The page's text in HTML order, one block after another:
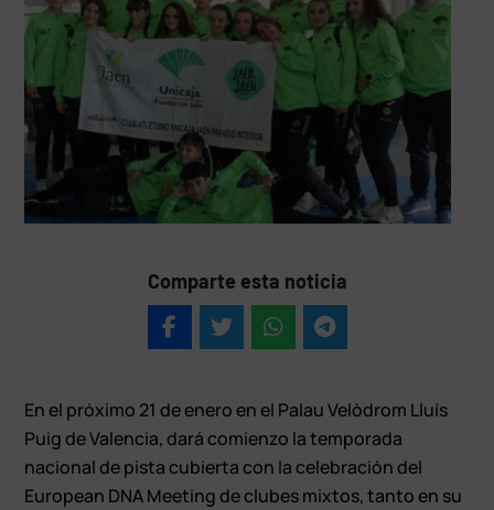
Comparte esta noticia
En el próximo 21 de enero en el Palau Velòdrom Lluís
Puig de Valencia, dará comienzo la temporada
nacional de pista cubierta con la celebración del
European DNA Meeting de clubes mixtos, tanto en su